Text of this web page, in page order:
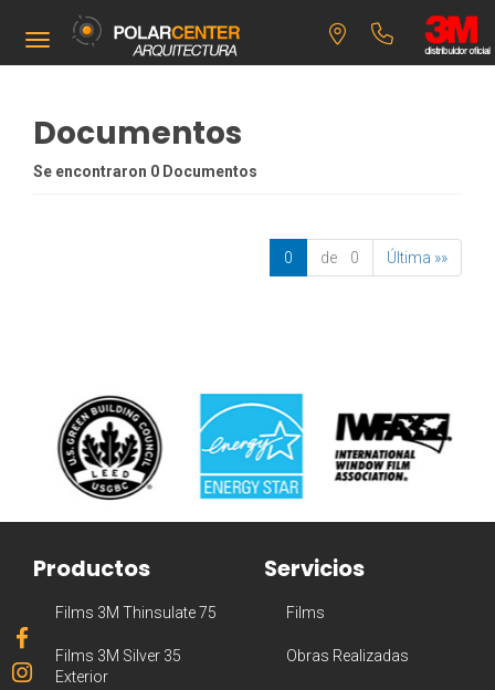
Toggle navigation
Documentos
Se encontraron 0 Documentos
0 de 0 Última »»
Productos
Films 3M Thinsulate 75
Films 3M Silver 35
Exterior
Servicios
Films
Obras Realizadas